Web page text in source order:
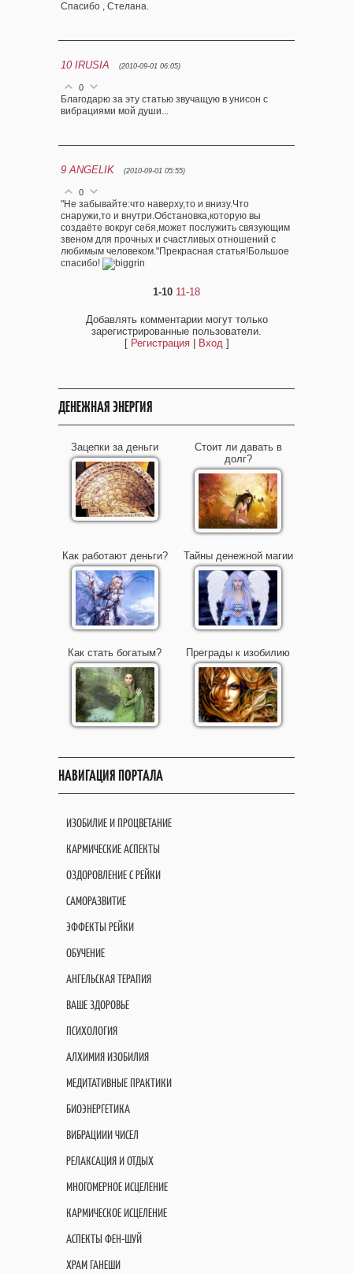
Спасибо , Стелана.
10 IRUSIA (2010-09-01 06:05)
0
Благодарю за эту статью звучащую в унисон с
вибрациями мой души...
9 ANGELIK (2010-09-01 05:55)
0
"Не забывайте:что наверху,то и внизу.Что
снаружи,то и внутри.Обстановка,которую вы
создаёте вокруг себя,может послужить связующим
звеном для прочных и счастливых отношений с
любимым человеком."Прекрасная статья!Большое
спасибо!
1-10 11-18
Добавлять комментарии могут только
зарегистрированные пользователи.
[ Регистрация| Вход]
ДЕНЕЖНАЯ ЭНЕРГИЯ
Зацепки за деньги
Стоит ли давать в
долг?
Как работают деньги? Тайны денежной магии
Как стать богатым? Преграды к изобилию
НАВИГАЦИЯ ПОРТАЛА
ИЗОБИЛИЕ И ПРОЦВЕТАНИЕ
КАРМИЧЕСКИЕ АСПЕКТЫ
ОЗДОРОВЛЕНИЕ С РЕЙКИ
САМОРАЗВИТИЕ
ЭФФЕКТЫ РЕЙКИ
ОБУЧЕНИЕ
АНГЕЛЬСКАЯ ТЕРАПИЯ
ВАШЕ ЗДОРОВЬЕ
ПСИХОЛОГИЯ
АЛХИМИЯ ИЗОБИЛИЯ
МЕДИТАТИВНЫЕ ПРАКТИКИ
БИОЭНЕРГЕТИКА
ВИБРАЦИИИ ЧИСЕЛ
РЕЛАКСАЦИЯ И ОТДЫХ
МНОГОМЕРНОЕ ИСЦЕЛЕНИЕ
КАРМИЧЕСКОЕ ИСЦЕЛЕНИЕ
АСПЕКТЫ ФЕН-ШУЙ
ХРАМ ГАНЕШИ